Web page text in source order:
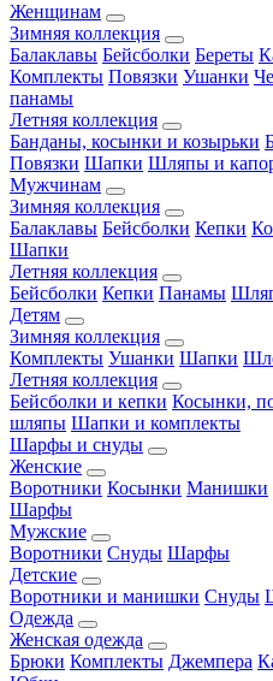
Женщинам
Зимняя коллекция
Балаклавы Бейсболки Береты
Комплекты Повязки Ушанки
панамы
Летняя коллекция
Банданы, косынки и козырьки
Повязки Шапки Шляпы и
Мужчинам
Зимняя коллекция
Балаклавы Бейсболки Кепки
Шапки
Летняя коллекция
Бейсболки Кепки Панамы
Детям
Зимняя коллекция
Комплекты Ушанки Шапки
Летняя коллекция
Бейсболки и кепки Косынки,
шляпы Шапки и комплекты
Шарфы и снуды
Женские
Воротники Косынки Манишки
Шарфы
Мужские
Воротники Снуды Шарфы
Детские
Воротники и манишки Снуды
Одежда
Женская одежда
Брюки Комплекты Джемпера